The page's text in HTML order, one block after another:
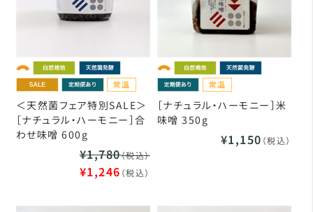
＜天然菌フェア特別SALE＞
［ナチュラル・ハーモニー］合
わせ味噌 600g
¥1,780（税込）
¥1,246 （税込）
［ナチュラル・ハーモニー］米
味噌 350g
¥1,150 （税込）